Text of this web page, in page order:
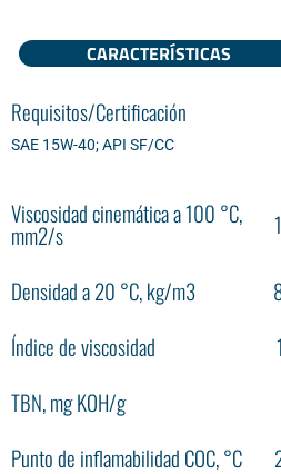
CARACTERÍSTICAS
Requisitos/Certificación
SAE 15W-40; API SF/CC
Viscosidad cinemática a 100 °С,
mm2/s
Densidad a 20 °С, kg/m3
Índice de viscosidad
TBN, mg KOH/g
Punto de inflamabilidad COC, °С